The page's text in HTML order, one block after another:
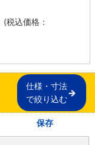
(税込価格：
仕様・寸法
で絞り込む
保存